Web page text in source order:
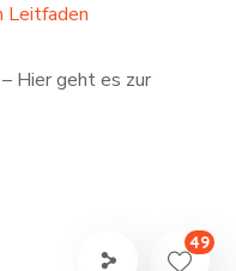
Leitfaden
Hier geht es zur
49